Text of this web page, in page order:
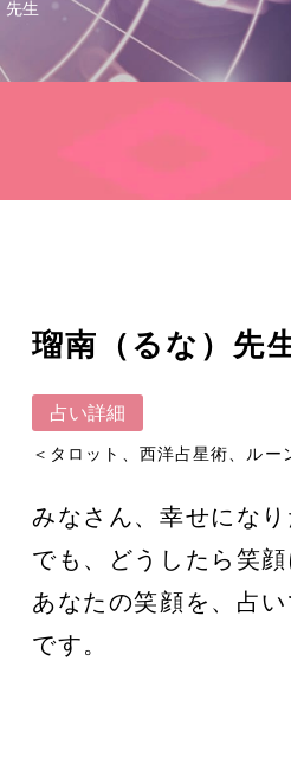
先生
瑠南（るな）先
占い詳細
＜タロット、西洋占星術、ルー
みなさん、幸せにな
でも、どうしたら笑
あなたの笑顔を、占
です。